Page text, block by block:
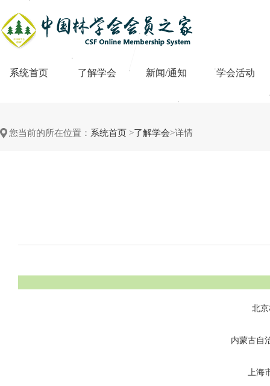
系统首页 了解学会 新闻/通知 学会活动
您当前的所在位置： 系统首页 >了解学会>详情
北
内蒙古自
上海